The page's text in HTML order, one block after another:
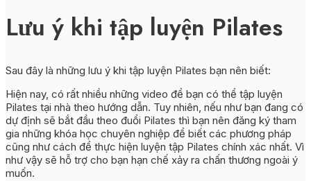
Lưu ý khi tập luyện Pilates
Sau đây là những lưu ý khi tập luyện Pilates bạn nên biết:
Hiện nay, có rất nhiều những video để bạn có thể tập luyện
Pilates tại nhà theo hướng dẫn. Tuy nhiên, nếu như bạn đang có
dự định sẽ bắt đầu theo đuổi Pilates thì bạn nên đăng ký tham
gia những khóa học chuyên nghiệp để biết các phương pháp
cũng như cách để thực hiện luyện tập Pilates chính xác nhất. Vì
như vậy sẽ hỗ trợ cho bạn hạn chế xảy ra chấn thương ngoài ý
muốn.